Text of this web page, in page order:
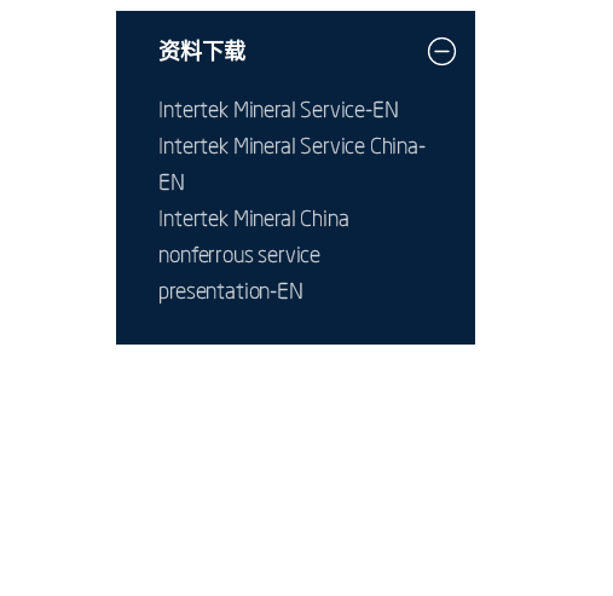
资料下载
Intertek Mineral Service-EN
Intertek Mineral Service China-
EN
Intertek Mineral China
nonferrous service
presentation-EN